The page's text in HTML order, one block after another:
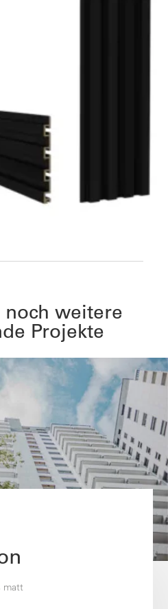
weitere
Projekte
matt